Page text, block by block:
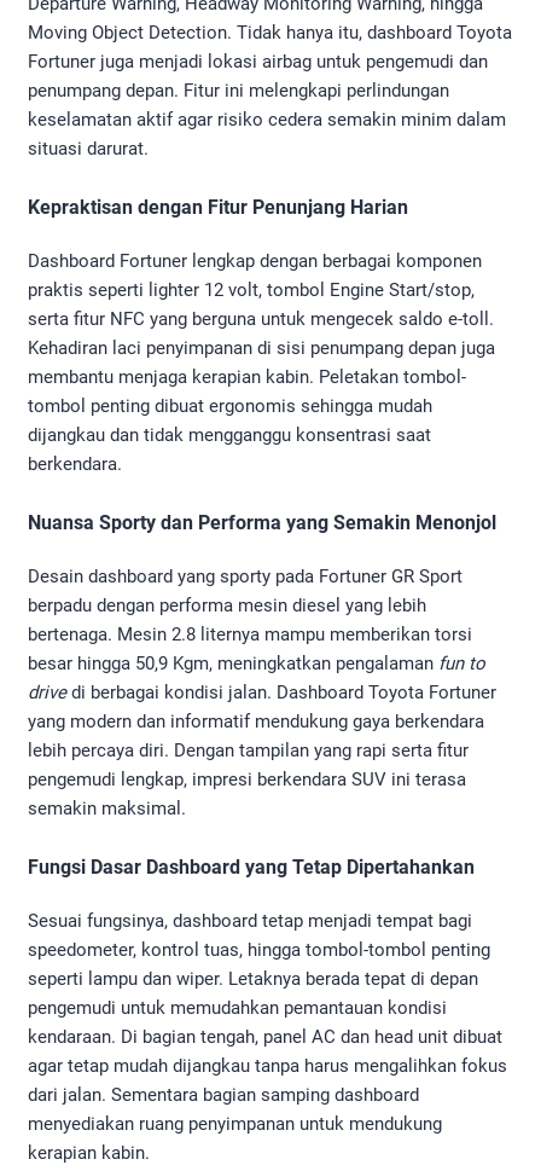
Moving Object Detection. Tidak hanya itu, dashboard Toyota
Fortuner juga menjadi lokasi airbag untuk pengemudi dan
penumpang depan. Fitur ini melengkapi perlindungan
keselamatan aktif agar risiko cedera semakin minim dalam
situasi darurat.
Kepraktisan dengan Fitur Penunjang Harian
Dashboard Fortuner lengkap dengan berbagai komponen
praktis seperti lighter 12 volt, tombol Engine Start/stop,
serta fitur NFC yang berguna untuk mengecek saldo e-toll.
Kehadiran laci penyimpanan di sisi penumpang depan juga
membantu menjaga kerapian kabin. Peletakan tombol-
tombol penting dibuat ergonomis sehingga mudah
dijangkau dan tidak mengganggu konsentrasi saat
berkendara.
Nuansa Sporty dan Performa yang Semakin Menonjol
Desain dashboard yang sporty pada Fortuner GR Sport
berpadu dengan performa mesin diesel yang lebih
bertenaga. Mesin 2.8 liternya mampu memberikan torsi
besar hingga 50,9 Kgm, meningkatkan pengalaman fun to
drivedi berbagai kondisi jalan. Dashboard Toyota Fortuner
yang modern dan informatif mendukung gaya berkendara
lebih percaya diri. Dengan tampilan yang rapi serta fitur
pengemudi lengkap, impresi berkendara SUV ini terasa
semakin maksimal.
Fungsi Dasar Dashboard yang Tetap Dipertahankan
Sesuai fungsinya, dashboard tetap menjadi tempat bagi
speedometer, kontrol tuas, hingga tombol-tombol penting
seperti lampu dan wiper. Letaknya berada tepat di depan
pengemudi untuk memudahkan pemantauan kondisi
kendaraan. Di bagian tengah, panel AC dan head unit dibuat
agar tetap mudah dijangkau tanpa harus mengalihkan fokus
dari jalan. Sementara bagian samping dashboard
menyediakan ruang penyimpanan untuk mendukung
kerapian kabin.